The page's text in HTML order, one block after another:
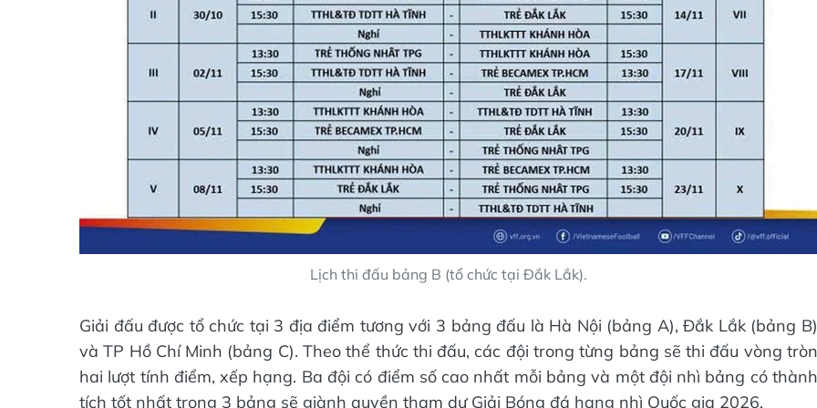
Lịch thi đấu bảng B (tổ chức tại Đắk Lắk).
Giải đấu được tổ chức tại 3 địa điểm tương với 3 bảng đấu là Hà Nội (bảng A), Đắk Lắk (bảng B)
và TP Hồ Chí Minh (bảng C). Theo thể thức thi đấu, các đội trong từng bảng sẽ thi đấu vòng tròn
hai lượt tính điểm, xếp hạng. Ba đội có điểm số cao nhất mỗi bảng và một đội nhì bảng có thành
tích tốt nhất trong 3 bảng sẽ giành quyền tham dự Giải Bóng đá hạng nhì Quốc gia 2026.